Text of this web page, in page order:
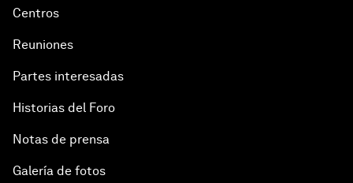
Centros
Reuniones
Partes interesadas
Historias del Foro
Notas de prensa
Galería de fotos